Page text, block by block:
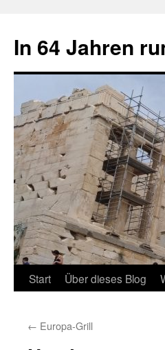
springen
In 64 Jahren
Start Über dieses Blog
← Europa-Grill